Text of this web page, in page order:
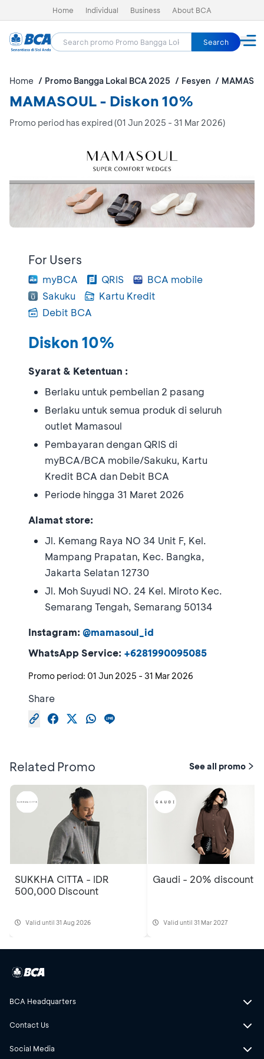
Home Individual Business About BCA
Search
Home Promo Bangga Lokal BCA 2025 Fesyen
MAMASOUL - Diskon 10%
Promo period has expired (01 Jun 2025 - 31 Mar 2026)
For Users
myBCA QRIS
BCA mobile
Sakuku
Kartu Kredit
Debit BCA
Diskon 10%
Syarat & Ketentuan :
Berlaku untuk pembelian 2 pasang
Berlaku untuk semua produk di seluruh
outlet Mamasoul
Pembayaran dengan QRIS di
myBCA/BCA mobile/Sakuku, Kartu
Kredit BCA dan Debit BCA
Periode hingga 31 Maret 2026
Alamat store:
Jl. Kemang Raya NO 34 Unit F, Kel.
Mampang Prapatan, Kec. Bangka,
Jakarta Selatan 12730
Jl. Moh Suyudi NO. 24 Kel. Miroto Kec.
Semarang Tengah, Semarang 50134
Instagram: @mamasoul_id
WhatsApp Service: +6281990095085
Promo period: 01 Jun 2025 - 31 Mar 2026
Share
Related Promo See all promo
SUKKHA CITTA - IDR
500,000 Discount
Valid until 31 Aug 2026
Gaudi - 20% discount
Valid until 31 Mar 2027
BCA Headquarters
Contact Us
Social Media